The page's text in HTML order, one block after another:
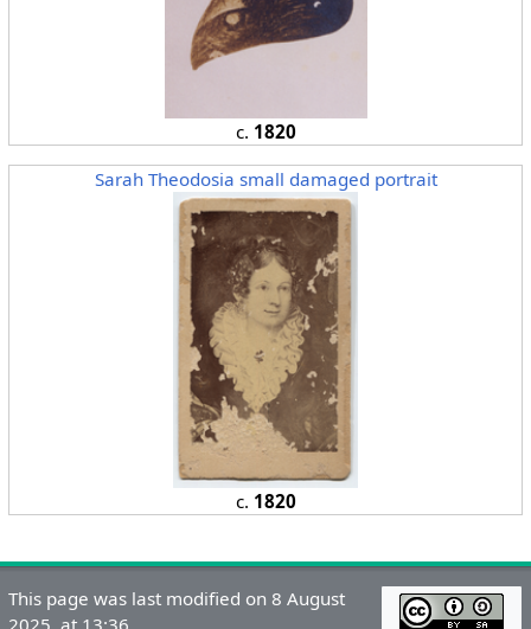
c. 1820
Sarah Theodosia small damaged portrait
c. 1820
This page was last modified on 8 August